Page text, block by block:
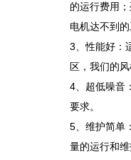
的运行费用
电机达不到
3、性能好：
区，我们的
4、超低噪音
要求。
5、维护简单
量的运行和